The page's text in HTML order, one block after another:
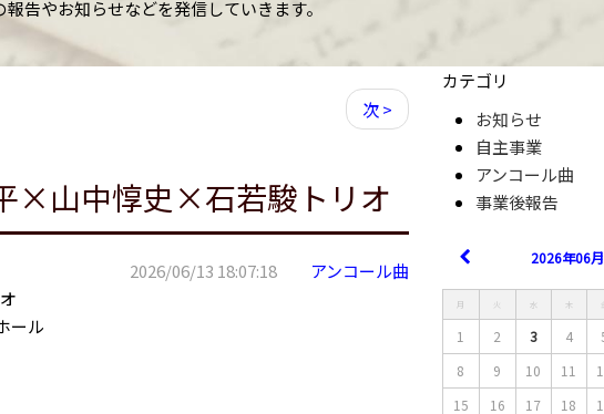
報告やお知らせなどを発信していきます。
次 >
山中惇史×石若駿トリオ
2026/06/13 18:07:18
アンコール曲
ール
カテゴリ
お知らせ
自主事業
アンコール曲
事業後報告
2026年06月
月 火 水 木
1 2 3 4
8
9 10 11
15
16 17 18